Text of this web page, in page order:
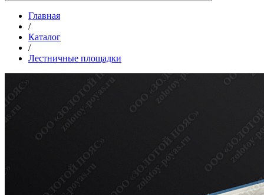
Главная
/
Каталог
/
Лестничные площадки